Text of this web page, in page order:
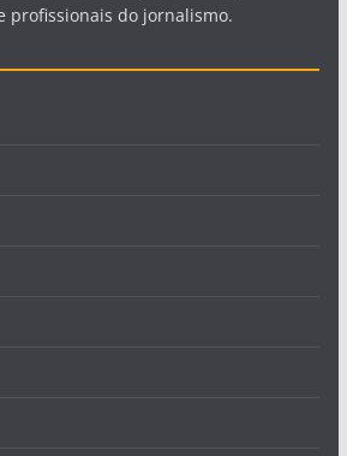
profissionais do jornalismo.